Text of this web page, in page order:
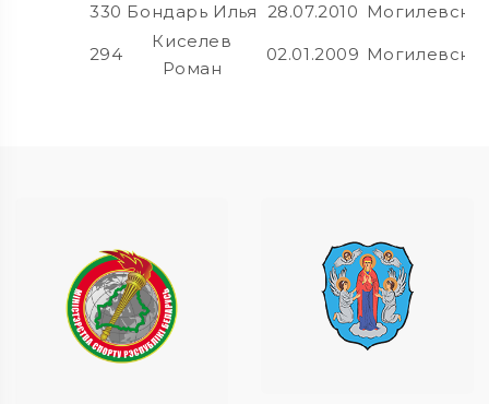
330 Бондарь Илья 28.07.2010
294
Киселев
Роман
02.01.2009